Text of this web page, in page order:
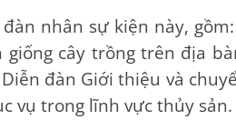
nhân sự kiện này,
cây trồng trên địa
đàn Giới thiệu và
vụ trong lĩnh vực thủy sản.